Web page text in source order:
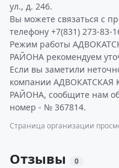
ул., д. 246.
Вы можете связаться с
телефону +7(831) 273-83-
Режим работы
РАЙОНА рекомендуем
Если вы заметили
компании
РАЙОНА, сообщите нам
номер - № 367814.
Страница организации
Отзывы 0